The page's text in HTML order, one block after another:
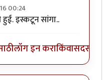
00:24
आहे थोडा, बकरे सर्व समाज
इस्कटून सांगा..
लॉग इन कराकिंवासदस्य व्हा